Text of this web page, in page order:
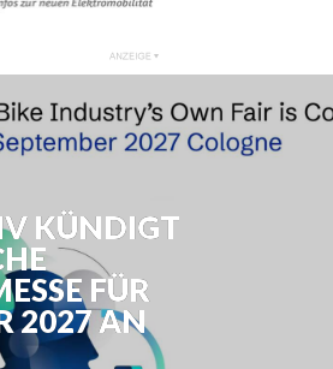
KÜNDIGT
FÜR
2027 AN